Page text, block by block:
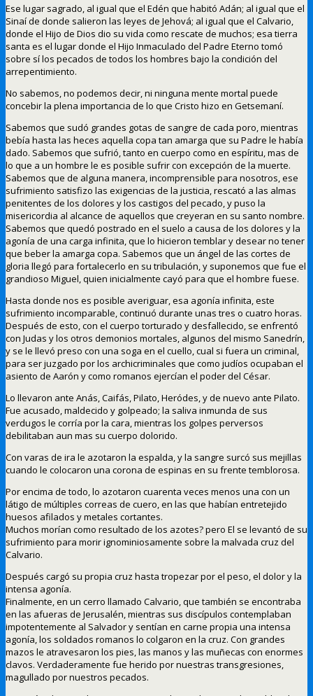
Ese lugar sagrado, al igual que el Edén que habitó Adán; al igual que el
Sinaí de donde salieron las leyes de Jehová; al igual que el Calvario,
donde el Hijo de Dios dio su vida como rescate de muchos; esa tierra
santa es el lugar donde el Hijo Inmaculado del Padre Eterno tomó
sobre sí los pecados de todos los hombres bajo la condición del
arrepentimiento.
No sabemos, no podemos decir, ni ninguna mente mortal puede
concebir la plena importancia de lo que Cristo hizo en Getsemaní.
Sabemos que sudó grandes gotas de sangre de cada poro, mientras
bebía hasta las heces aquella copa tan amarga que su Padre le había
dado. Sabemos que sufrió, tanto en cuerpo como en espíritu, mas de
lo que a un hombre le es posible sufrir con excepción de la muerte.
Sabemos que de alguna manera, incomprensible para nosotros, ese
sufrimiento satisfizo las exigencias de la justicia, rescató a las almas
penitentes de los dolores y los castigos del pecado, y puso la
misericordia al alcance de aquellos que creyeran en su santo nombre.
Sabemos que quedó postrado en el suelo a causa de los dolores y la
agonía de una carga infinita, que lo hicieron temblar y desear no tener
que beber la amarga copa. Sabemos que un ángel de las cortes de
gloria llegó para fortalecerlo en su tribulación, y suponemos que fue el
grandioso Miguel, quien inicialmente cayó para que el hombre fuese.
Hasta donde nos es posible averiguar, esa agonía infinita, este
sufrimiento incomparable, continuó durante unas tres o cuatro horas.
Después de esto, con el cuerpo torturado y desfallecido, se enfrentó
con Judas y los otros demonios mortales, algunos del mismo Sanedrín,
y se le llevó preso con una soga en el cuello, cual si fuera un criminal,
para ser juzgado por los archicriminales que como judíos ocupaban el
asiento de Aarón y como romanos ejercían el poder del César.
Lo llevaron ante Anás, Caifás, Pilato, Heródes, y de nuevo ante Pilato.
Fue acusado, maldecido y golpeado; la saliva inmunda de sus
verdugos le corría por la cara, mientras los golpes perversos
debilitaban aun mas su cuerpo dolorido.
Con varas de ira le azotaron la espalda, y la sangre surcó sus mejillas
cuando le colocaron una corona de espinas en su frente temblorosa.
Por encima de todo, lo azotaron cuarenta veces menos una con un
látigo de múltiples correas de cuero, en las que habían entretejido
huesos afilados y metales cortantes.
Muchos morían como resultado de los azotes? pero El se levantó de su
sufrimiento para morir ignominiosamente sobre la malvada cruz del
Calvario.
Después cargó su propia cruz hasta tropezar por el peso, el dolor y la
intensa agonía.
Finalmente, en un cerro llamado Calvario, que también se encontraba
en las afueras de Jerusalén, mientras sus discípulos contemplaban
impotentemente al Salvador y sentían en carne propia una intensa
agonía, los soldados romanos lo colgaron en la cruz. Con grandes
mazos le atravesaron los pies, las manos y las muñecas con enormes
clavos. Verdaderamente fue herido por nuestras transgresiones,
magullado por nuestros pecados.